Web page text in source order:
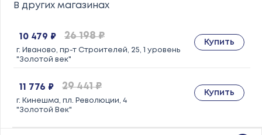
В других магазинах
10 479 ₽ 26 198 ₽
г. Иваново, пр-т Строителей, 25, 1 уровень
"Золотой век"
Купить
11 776 ₽ 29 441 ₽
г. Кинешма, пл. Революции, 4
"Золотой Век"
Купить